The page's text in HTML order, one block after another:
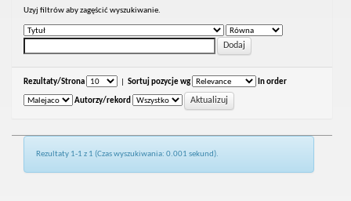
Uzyj filtrów aby zagęścić wyszukiwanie.
Rezultaty/Strona Sortuj pozycje wg In order
Autorzy/rekord
Rezultaty 1-1 z 1 (Czas wyszukiwania: 0.001 sekund).